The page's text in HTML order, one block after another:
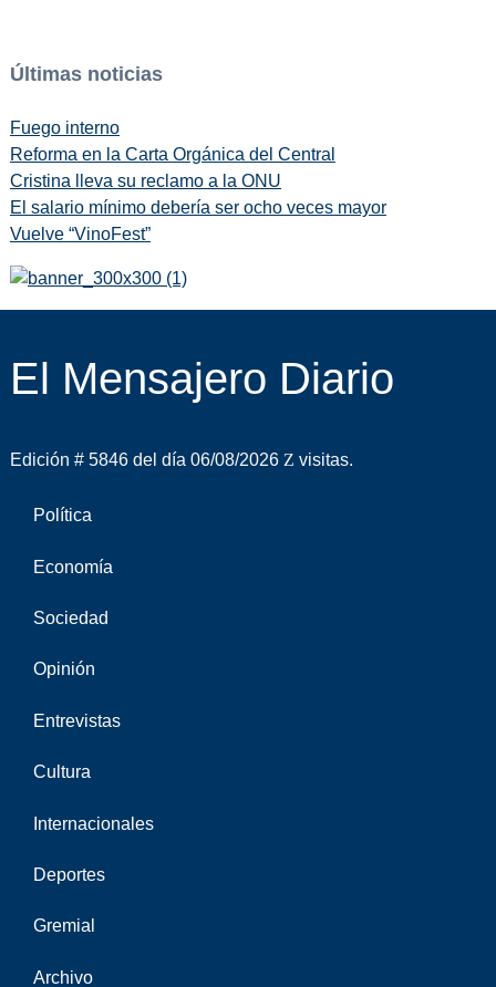
Últimas noticias
Fuego interno
Reforma en la Carta Orgánica del Central
Cristina lleva su reclamo a la ONU
El salario mínimo debería ser ocho veces mayor
Vuelve “VinoFest”
El Mensajero Diario
Edición # 5846 del día 06/08/2026 visitas.
Política
Economía
Sociedad
Opinión
Entrevistas
Cultura
Internacionales
Deportes
Gremial
Archivo